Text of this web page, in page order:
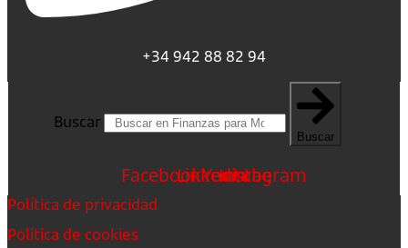
+34 942 88 82 94
Buscar
Buscar
FacebookLinkedin
Youtube
Instagram
Política de privacidad
Política de cookies